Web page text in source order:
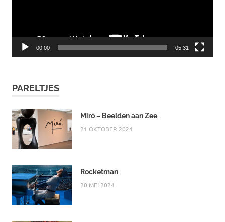
00:00 05:31
PARELTJES
Miró – Beelden aan Zee
21 OKTOBER 2024
Rocketman
20 MEI 2024